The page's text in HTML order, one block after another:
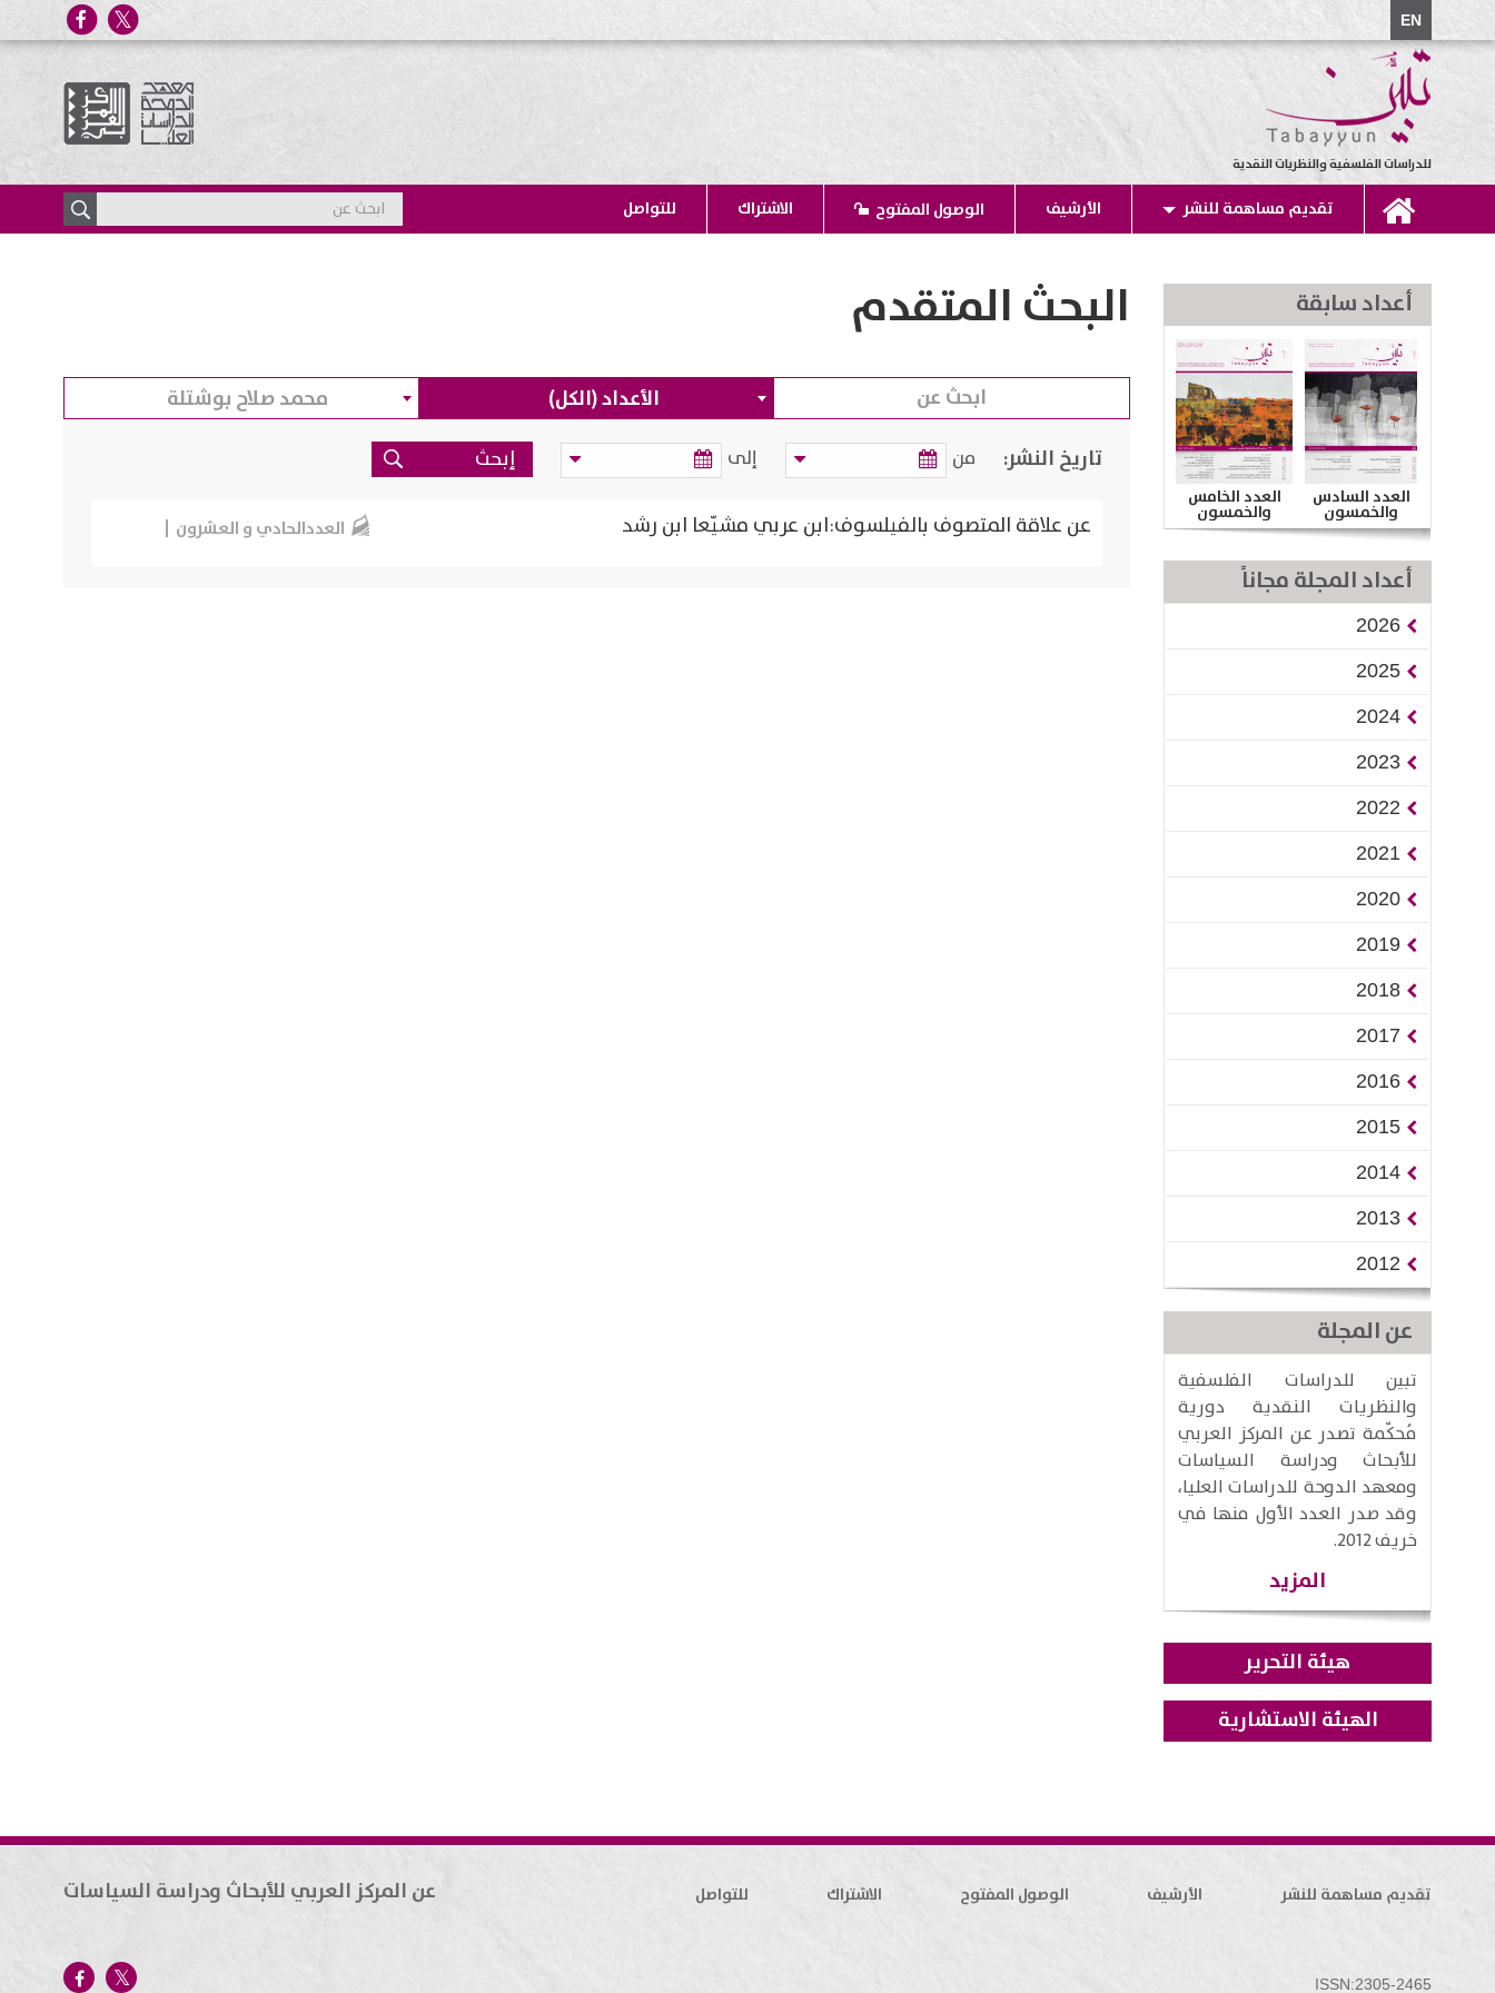
EN
للدراسات الفلسفية والنظريات النقدية
تقديم مساهمة للنشر الأرشيف الوصول المفتوح الاشتراك للتواصل
البحث المتقدم
الأعداد (الكل)
محمد صلاح بوشتلة
تاريخ النشر:
من إلى
عن علاقة المتصوف بالفيلسوف:ابن عربي مشيّعا ابن رشد العددالحادي و العشرون
أعداد سابقة
العدد السادس
والخمسون
العدد الخامس
والخمسون
أعداد المجلة مجاناً
2026
2025
2024
2023
2022
2021
2020
2019
2018
2017
2016
2015
2014
2013
2012
عن المجلة
تبين للدراسات الفلسفية
والنظريات النقدية دورية
مُحكّمة تصدر عن المركز العربي
للأبحاث ودراسة السياسات
ومعهد الدوحة للدراسات العليا،
وقد صدر العدد الأول منها في
خريف 2012.
المزيد
هيئة التحرير
الهيئة الاستشارية
تقديم مساهمة للنشر الأرشيف الوصول المفتوح الاشتراك للتواصل عن المركز العربي للأبحاث ودراسة السياسات
ISSN:2305-2465